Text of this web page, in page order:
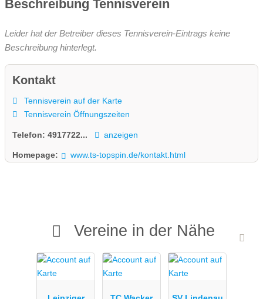
Beschreibung Tennisverein
Leider hat der Betreiber dieses Tennisverein-Eintrags keine
Beschreibung hinterlegt.
Kontakt
Tennisverein auf der Karte
Tennisverein Öffnungszeiten
Telefon: 4917722... anzeigen
Homepage: www.ts-topspin.de/kontakt.html
Vereine in der Nähe